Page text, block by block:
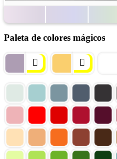
Paleta de colores mágicos